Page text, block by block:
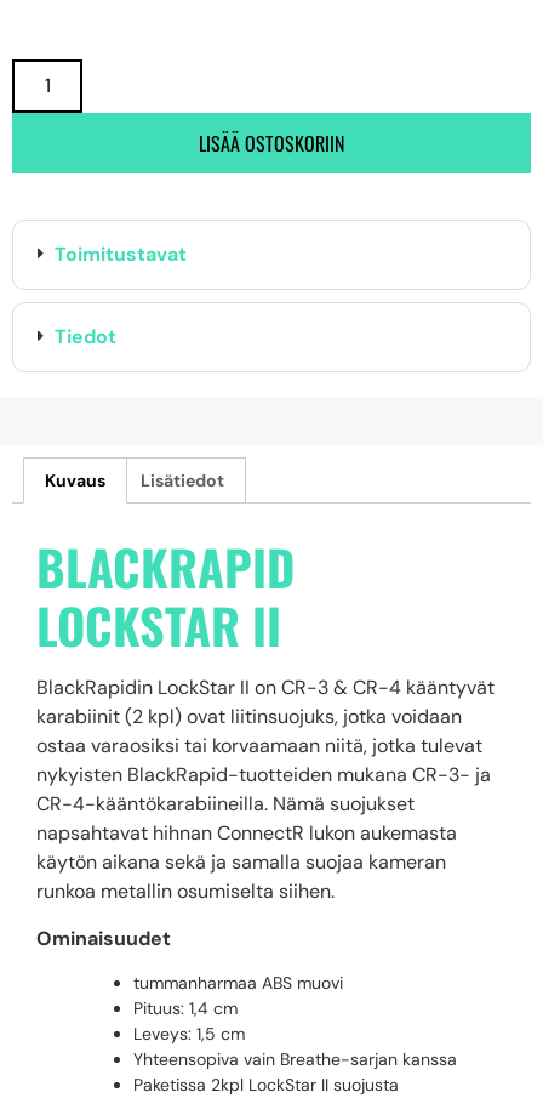
LISÄÄ OSTOSKORIIN
Toimitustavat
Tiedot
Kuvaus Lisätiedot
BLACKRAPID
LOCKSTAR II
BlackRapidin LockStar II on CR-3 & CR-4 kääntyvät
karabiinit (2 kpl) ovat liitinsuojuks, jotka voidaan
ostaa varaosiksi tai korvaamaan niitä, jotka tulevat
nykyisten BlackRapid-tuotteiden mukana CR-3- ja
CR-4-kääntökarabiineilla. Nämä suojukset
napsahtavat hihnan ConnectR lukon aukemasta
käytön aikana sekä ja samalla suojaa kameran
runkoa metallin osumiselta siihen.
Ominaisuudet
tummanharmaa ABS muovi
Pituus: 1,4 cm
Leveys: 1,5 cm
Yhteensopiva vain Breathe-sarjan kanssa
Paketissa 2kpl LockStar II suojusta